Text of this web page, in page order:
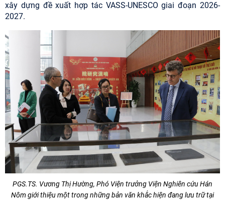
xây dựng đề xuất hợp tác VASS-UNESCO giai đoạn 2026-
2027.
PGS.TS. Vương Thị Hường, Phó Viện trưởng Viện Nghiên cứu Hán
Nôm giới thiệu một trong những bản văn khắc hiện đang lưu trữ tại